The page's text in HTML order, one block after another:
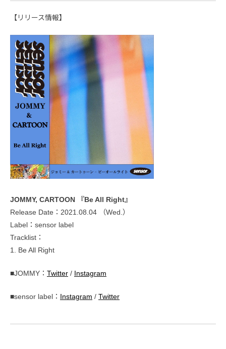
【リリース情報】
JOMMY, CARTOON 『Be All Right』
Release Date：2021.08.04 （Wed.）
Label：sensor label
Tracklist：
1. Be All Right
■JOMMY： Twitter / Instagram
■sensor label： Instagram / Twitter